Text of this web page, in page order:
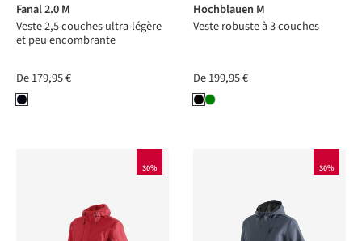
Fanal 2.0 M
Veste 2,5 couches ultra-légère
et peu encombrante
De179,95 €
Hochblauen M
Veste robuste à 3 couches
De199,95 €
30% 30%